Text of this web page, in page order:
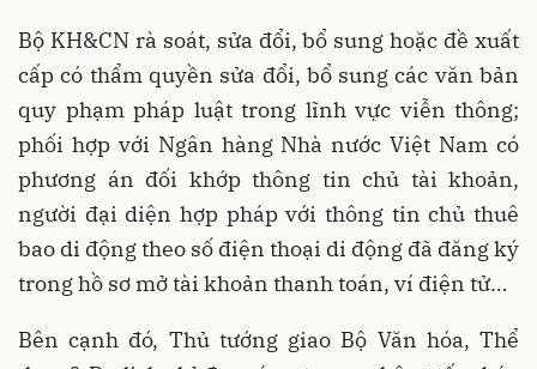
Bộ KH&CN rà soát, sửa đổi, bổ sung hoặc đề xuất
cấp có thẩm quyền sửa đổi, bổ sung các văn bản
quy phạm pháp luật trong lĩnh vực viễn thông;
phối hợp với Ngân hàng Nhà nước Việt Nam có
phương án đối khớp thông tin chủ tài khoản,
người đại diện hợp pháp với thông tin chủ thuê
bao di động theo số điện thoại di động đã đăng ký
trong hồ sơ mở tài khoản thanh toán, ví điện tử…
Bên cạnh đó, Thủ tướng giao Bộ Văn hóa, Thể